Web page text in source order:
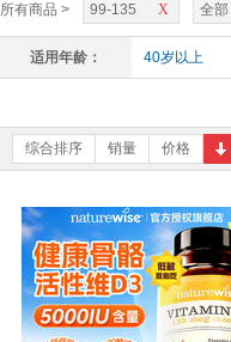
所有商品 > X
99-135 全部
适用年龄： 40岁以上
综合排序 销量 价格